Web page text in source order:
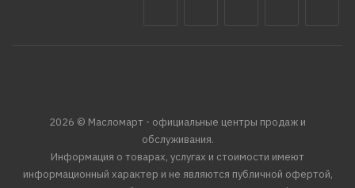
2026 © Масломарт - официальные центры продаж и
обслуживания.
Информация о товарах, услугах и стоимости имеют
информационный характер и не являются публичной офертой,